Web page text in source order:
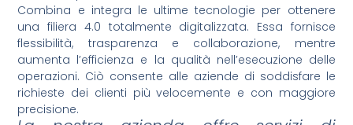
Combina e integra le ultime tecnologie per ottenere
una filiera 4.0 totalmente digitalizzata. Essa fornisce
flessibilità, trasparenza e collaborazione, mentre
aumenta l’efficienza e la qualità nell’esecuzione delle
operazioni. Ciò consente alle aziende di soddisfare le
richieste dei clienti più velocemente e con maggiore
precisione.